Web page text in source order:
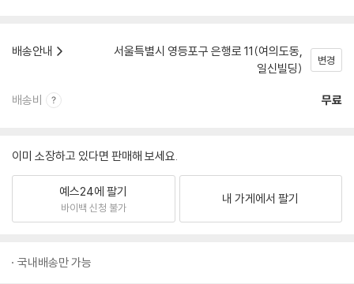
배송안내
서울특별시 영등포구 은행로 11(여의도동,
일신빌딩)
변경
배송비 무료
이미 소장하고 있다면 판매해 보세요.
예스24에 팔기
바이백 신청 불가
내 가게에서 팔기
국내배송만 가능